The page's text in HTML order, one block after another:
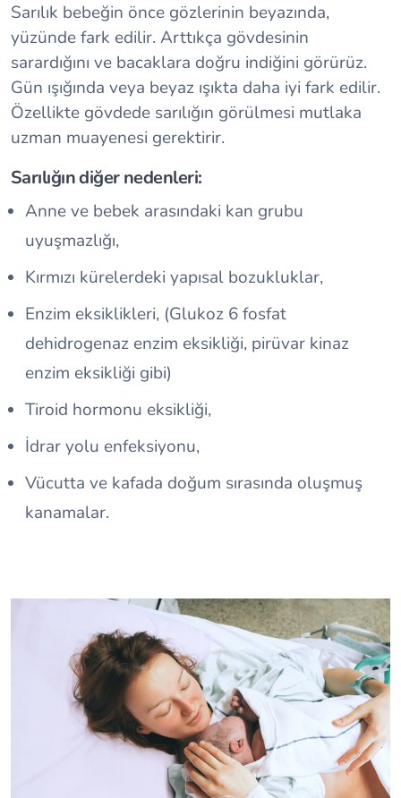
Sarılık bebeğin önce gözlerinin beyazında,
yüzünde fark edilir. Arttıkça gövdesinin
sarardığını ve bacaklara doğru indiğini görürüz.
Gün ışığında veya beyaz ışıkta daha iyi fark edilir.
Özellikte gövdede sarılığın görülmesi mutlaka
uzman muayenesi gerektirir.
Sarılığın diğer nedenleri:
Anne ve bebek arasındaki kan grubu
uyuşmazlığı,
Kırmızı kürelerdeki yapısal bozukluklar,
Enzim eksiklikleri, (Glukoz 6 fosfat
dehidrogenaz enzim eksikliği, pirüvar kinaz
enzim eksikliği gibi)
Tiroid hormonu eksikliği,
İdrar yolu enfeksiyonu,
Vücutta ve kafada doğum sırasında oluşmuş
kanamalar.